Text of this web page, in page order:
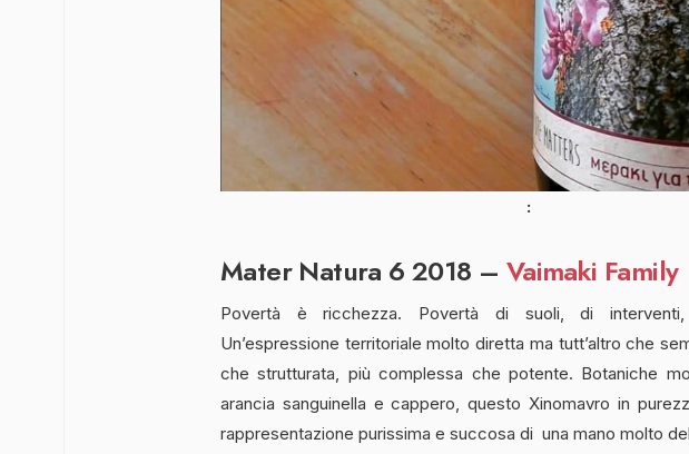
Mater Natura 6 2018 – Vaimaki Family
Povertà è ricchezza. Povertà di suoli, di interventi,
Un’espressione territoriale molto diretta ma tutt’altro che
che strutturata, più complessa che potente. Botaniche
arancia sanguinella e cappero, questo Xinomavro in
rappresentazione purissima e succosa di una mano molto